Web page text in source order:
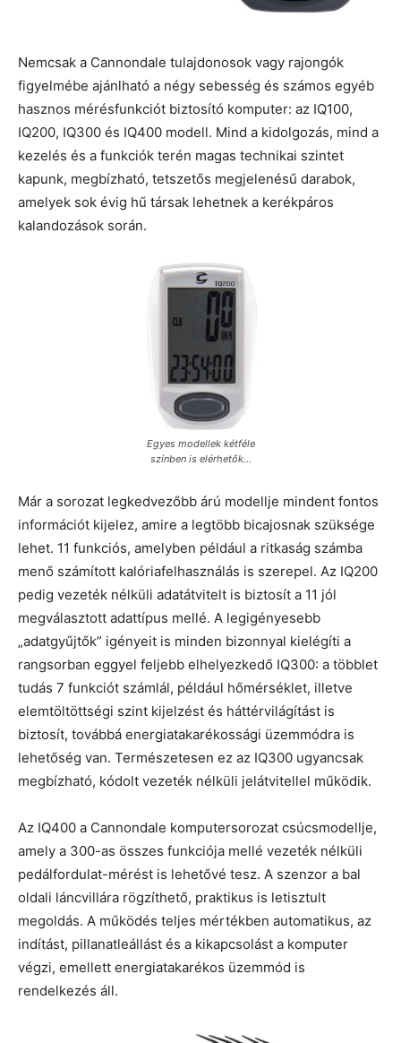
Nemcsak a Cannondale tulajdonosok vagy rajongók
figyelmébe ajánlható a négy sebesség és számos egyéb
hasznos mérésfunkciót biztosító komputer: az IQ100,
IQ200, IQ300 és IQ400 modell. Mind a kidolgozás, mind a
kezelés és a funkciók terén magas technikai szintet
kapunk, megbízható, tetszetős megjelenésű darabok,
amelyek sok évig hű társak lehetnek a kerékpáros
kalandozások során.
Egyes modellek kétféle
színben is elérhetők…
Már a sorozat legkedvezőbb árú modellje mindent fontos
információt kijelez, amire a legtöbb bicajosnak szüksége
lehet. 11 funkciós, amelyben például a ritkaság számba
menő számított kalóriafelhasználás is szerepel. Az IQ200
pedig vezeték nélküli adatátvitelt is biztosít a 11 jól
megválasztott adattípus mellé. A legigényesebb
„adatgyűjtők” igényeit is minden bizonnyal kielégíti a
rangsorban eggyel feljebb elhelyezkedő IQ300: a többlet
tudás 7 funkciót számlál, például hőmérséklet, illetve
elemtöltöttségi szint kijelzést és háttérvilágítást is
biztosít, továbbá energiatakarékossági üzemmódra is
lehetőség van. Természetesen ez az IQ300 ugyancsak
megbízható, kódolt vezeték nélküli jelátvitellel működik.
Az IQ400 a Cannondale komputersorozat csúcsmodellje,
amely a 300-as összes funkciója mellé vezeték nélküli
pedálfordulat-mérést is lehetővé tesz. A szenzor a bal
oldali láncvillára rögzíthető, praktikus is letisztult
megoldás. A működés teljes mértékben automatikus, az
indítást, pillanatleállást és a kikapcsolást a komputer
végzi, emellett energiatakarékos üzemmód is
rendelkezés áll.